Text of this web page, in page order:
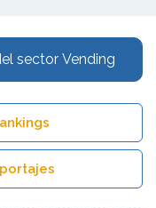
sector Vending